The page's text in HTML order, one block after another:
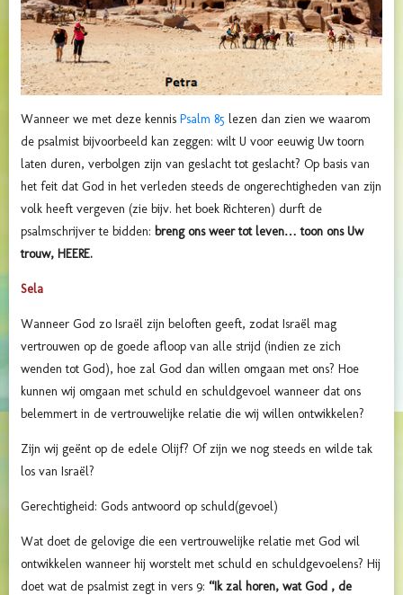
Wanneer we met deze kennis Psalm 85 lezen dan zien we waarom
de psalmist bijvoorbeeld kan zeggen: wilt U voor eeuwig Uw toorn
laten duren, verbolgen zijn van geslacht tot geslacht? Op basis van
het feit dat God in het verleden steeds de ongerechtigheden van zijn
volk heeft vergeven (zie bijv. het boek Richteren) durft de
psalmschrijver te bidden: breng ons weer tot leven… toon ons Uw
trouw, HEERE.
Sela
Wanneer God zo Israël zijn beloften geeft, zodat Israël mag
vertrouwen op de goede afloop van alle strijd (indien ze zich
wenden tot God), hoe zal God dan willen omgaan met ons? Hoe
kunnen wij omgaan met schuld en schuldgevoel wanneer dat ons
belemmert in de vertrouwelijke relatie die wij willen ontwikkelen?
Zijn wij geënt op de edele Olijf? Of zijn we nog steeds en wilde tak
los van Israël?
Gerechtigheid: Gods antwoord op schuld(gevoel)
Wat doet de gelovige die een vertrouwelijke relatie met God wil
ontwikkelen wanneer hij worstelt met schuld en schuldgevoelens? Hij
doet wat de psalmist zegt in vers 9: “Ik zal horen, wat God , de